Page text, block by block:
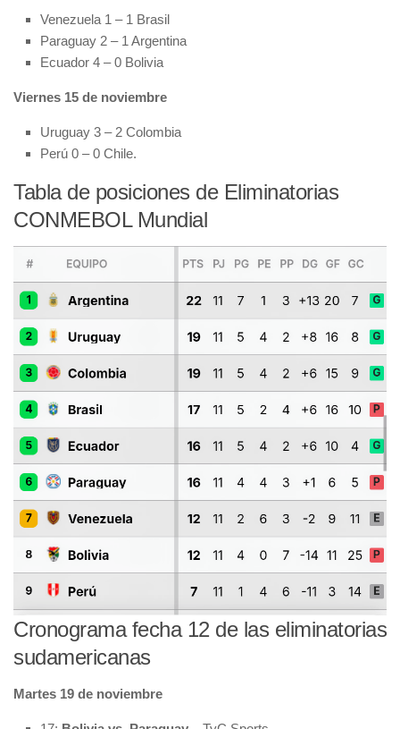
Venezuela 1 – 1 Brasil
Paraguay 2 – 1 Argentina
Ecuador 4 – 0 Bolivia
Viernes 15 de noviembre
Uruguay 3 – 2 Colombia
Perú 0 – 0 Chile.
Tabla de posiciones de Eliminatorias
CONMEBOL Mundial
Cronograma fecha 12 de las eliminatorias
sudamericanas
Martes 19 de noviembre